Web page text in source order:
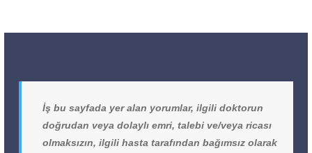
İş bu sayfada yer alan yorumlar, ilgili doktorun
doğrudan veya dolaylı emri, talebi ve/veya ricası
olmaksızın, ilgili hasta tarafından bağımsız olarak